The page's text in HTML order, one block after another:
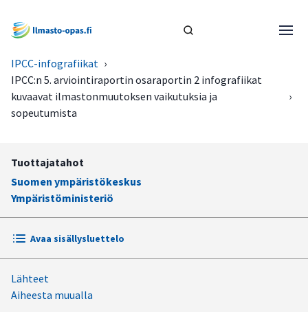
IPCC-infografiikat ›
IPCC:n 5. arviointiraportin osaraportin 2 infografiikat
kuvaavat ilmastonmuutoksen vaikutuksia ja
sopeutumista
›
Tuottajatahot
Suomen ympäristökeskus
Ympäristöministeriö
Avaa sisällysluettelo
Kaikki infografiikat yhtenä tiedostona
Lähteet
Aiheesta muualla